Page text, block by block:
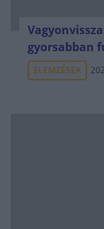
gyorsabban
ELEMZÉSEK